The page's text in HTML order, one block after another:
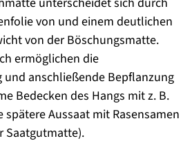
von und einem deutlichen
von der Böschungsmatte.
ermöglichen die
und anschließende Bepflanzung
Bedecken des Hangs mit z. B.
Aussaat mit Rasensamen
Saatgutmatte).